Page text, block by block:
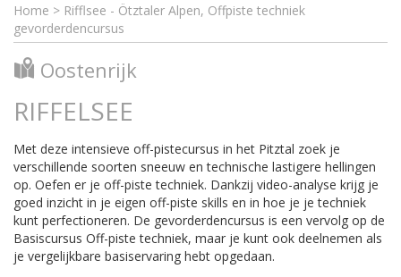
Home > Rifflsee - Ötztaler Alpen, Offpiste techniek
gevorderdencursus
Oostenrijk
RIFFELSEE
Met deze intensieve off-pistecursus in het Pitztal zoek je
verschillende soorten sneeuw en technische lastigere hellingen
op. Oefen er je off-piste techniek. Dankzij video-analyse krijg je
goed inzicht in je eigen off-piste skills en in hoe je je techniek
kunt perfectioneren. De gevorderdencursus is een vervolg op de
Basiscursus Off-piste techniek, maar je kunt ook deelnemen als
je vergelijkbare basiservaring hebt opgedaan.